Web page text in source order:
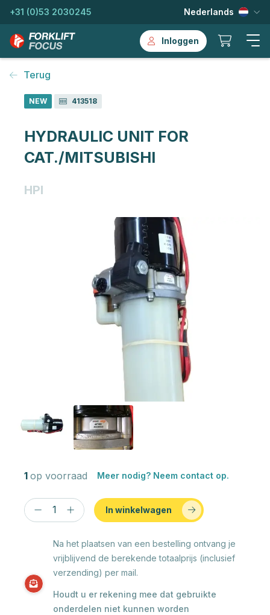
+31 (0)53 2030245 Nederlands
Inloggen
Terug
NEW 413518
HYDRAULIC UNIT FOR
CAT./MITSUBISHI
HPI
1 op voorraad Meer nodig? Neem contact op.
In winkelwagen
Na het plaatsen van een bestelling ontvang je
vrijblijvend de berekende totaalprijs (inclusief
verzending) per mail.
Houdt u er rekening mee dat gebruikte
onderdelen niet kunnen worden